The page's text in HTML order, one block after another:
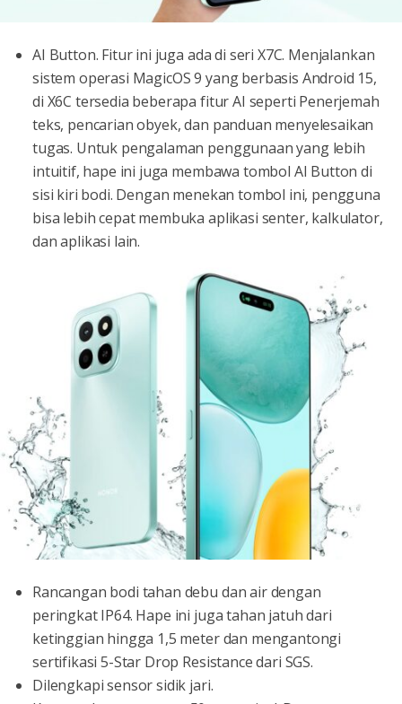
AI Button. Fitur ini juga ada di seri X7C. Menjalankan
sistem operasi MagicOS 9 yang berbasis Android 15,
di X6C tersedia beberapa fitur AI seperti Penerjemah
teks, pencarian obyek, dan panduan menyelesaikan
tugas. Untuk pengalaman penggunaan yang lebih
intuitif, hape ini juga membawa tombol AI Button di
sisi kiri bodi. Dengan menekan tombol ini, pengguna
bisa lebih cepat membuka aplikasi senter, kalkulator,
dan aplikasi lain.
Rancangan bodi tahan debu dan air dengan
peringkat IP64. Hape ini juga tahan jatuh dari
ketinggian hingga 1,5 meter dan mengantongi
sertifikasi 5-Star Drop Resistance dari SGS.
Dilengkapi sensor sidik jari.